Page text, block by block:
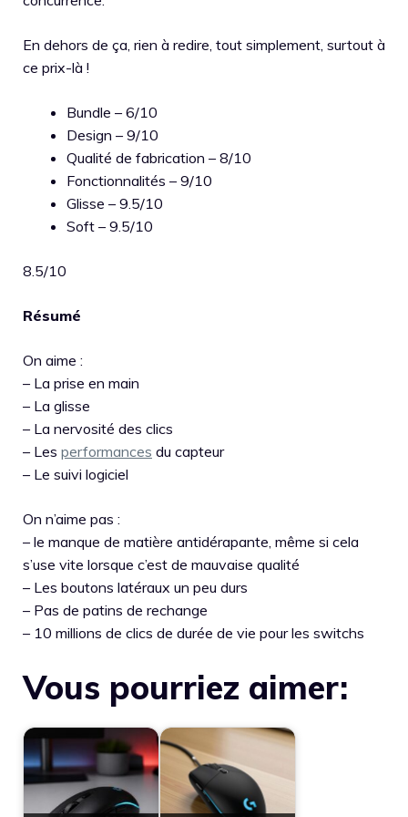
En dehors de ça, rien à redire, tout simplement, surtout à
ce prix-là !
Bundle – 6/10
Design – 9/10
Qualité de fabrication – 8/10
Fonctionnalités – 9/10
Glisse – 9.5/10
Soft – 9.5/10
8.5/10
Résumé
On aime :
– La prise en main
– La glisse
– La nervosité des clics
– Les performances du capteur
– Le suivi logiciel
On n’aime pas :
– le manque de matière antidérapante, même si cela
s’use vite lorsque c’est de mauvaise qualité
– Les boutons latéraux un peu durs
– Pas de patins de rechange
– 10 millions de clics de durée de vie pour les switchs
Vous pourriez aimer: